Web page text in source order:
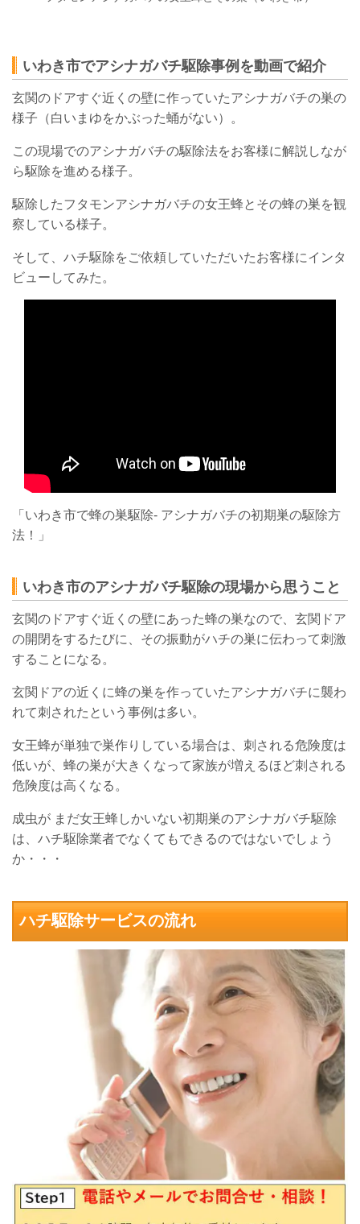
いわき市でアシナガバチ駆除事例を動画で紹介
玄関のドアすぐ近くの壁に作っていたアシナガバチの巣の
様子（白いまゆをかぶった蛹がない）。
この現場でのアシナガバチの駆除法をお客様に解説しなが
ら駆除を進める様子。
駆除したフタモンアシナガバチの女王蜂とその蜂の巣を観
察している様子。
そして、ハチ駆除をご依頼していただいたお客様にインタ
ビューしてみた。
「いわき市で蜂の巣駆除- アシナガバチの初期巣の駆除方
法！」
いわき市のアシナガバチ駆除の現場から思うこと
玄関のドアすぐ近くの壁にあった蜂の巣なので、玄関ドア
の開閉をするたびに、その振動がハチの巣に伝わって刺激
することになる。
玄関ドアの近くに蜂の巣を作っていたアシナガバチに襲わ
れて刺されたという事例は多い。
女王蜂が単独で巣作りしている場合は、刺される危険度は
低いが、蜂の巣が大きくなって家族が増えるほど刺される
危険度は高くなる。
成虫が まだ女王蜂しかいない初期巣のアシナガバチ駆除
は、ハチ駆除業者でなくてもできるのではないでしょう
か・・・
ハチ駆除サービスの流れ